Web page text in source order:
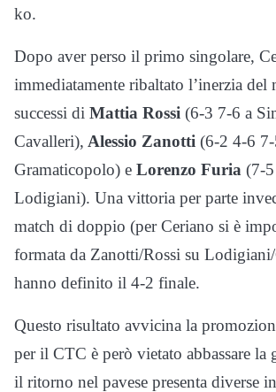
ko.
Dopo aver perso il primo singolare,
immediatamente ribaltato l’inerzia del
successi di Mattia Rossi (6-3 7-6 a
Cavalleri), Alessio Zanotti (6-2 4-6
Gramaticopolo) e Lorenzo Furia (7-
Lodigiani). Una vittoria per parte
match di doppio (per Ceriano si è
formata da Zanotti/Rossi su
hanno definito il 4-2 finale.
Questo risultato avvicina la
per il CTC è però vietato abbassare la
il ritorno nel pavese presenta diverse